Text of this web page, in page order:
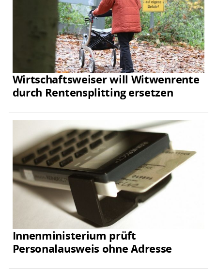
Wirtschaftsweiser will Witwenrente
durch Rentensplitting ersetzen
Innenministerium prüft
Personalausweis ohne Adresse